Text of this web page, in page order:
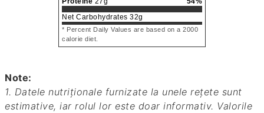
Net Carbohydrates 32g
* Percent Daily Values are based on a 2000
calorie diet.
Note:
1. Datele nutriționale furnizate la unele rețete sunt
estimative, iar rolul lor este doar informativ. Valorile